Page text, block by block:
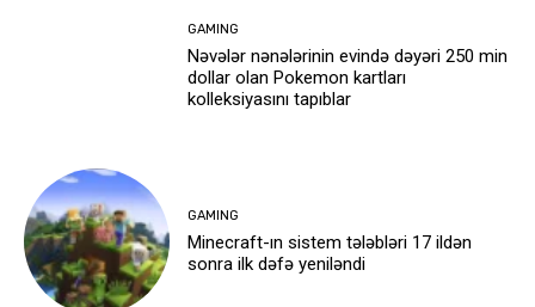
GAMING
Nəvələr nənələrinin evində dəyəri 250 min
dollar olan Pokemon kartları
kolleksiyasını tapıblar
GAMING
Minecraft-ın sistem tələbləri 17 ildən
sonra ilk dəfə yeniləndi